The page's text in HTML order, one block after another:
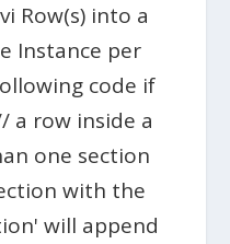
Row(s) into a
Instance per
code if
a row inside a
one section
with the
will append